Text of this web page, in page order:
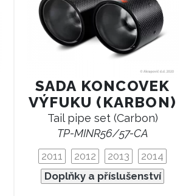
SADA KONCOVEK
VÝFUKU (KARBON)
Tail pipe set (Carbon)
TP-MINR56/57-CA
2011 2012 2013
2014
Doplňky a příslušenství